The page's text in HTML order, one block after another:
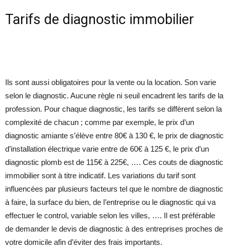
Tarifs de diagnostic immobilier
Ils sont aussi obligatoires pour la vente ou la location. Son varie
selon le diagnostic. Aucune règle ni seuil encadrent les tarifs de la
profession. Pour chaque diagnostic, les tarifs se diffèrent selon la
complexité de chacun ; comme par exemple, le prix d’un
diagnostic amiante s’élève entre 80€ à 130 €, le prix de diagnostic
d’installation électrique varie entre de 60€ à 125 €, le prix d’un
diagnostic plomb est de 115€ à 225€, …. Ces couts de diagnostic
immobilier sont à titre indicatif. Les variations du tarif sont
influencées par plusieurs facteurs tel que le nombre de diagnostic
à faire, la surface du bien, de l’entreprise ou le diagnostic qui va
effectuer le control, variable selon les villes, …. Il est préférable
de demander le devis de diagnostic à des entreprises proches de
votre domicile afin d’éviter des frais importants.